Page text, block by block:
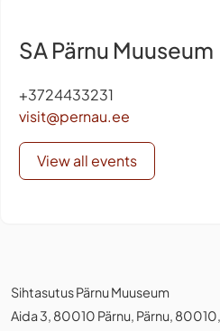
SA Pärnu Muuseum
+3724433231
visit@pernau.ee
View all events
Sihtasutus Pärnu Muuseum
Aida 3, 80010 Pärnu, Pärnu,